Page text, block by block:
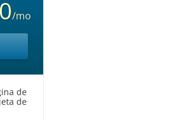
/mo
de
de